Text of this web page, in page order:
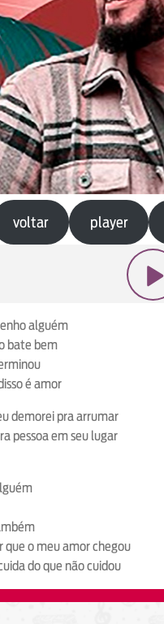
voltar player
alguém
bate bem
é amor
demorei pra arrumar
pessoa em seu lugar
que o meu amor chegou
do que não cuidou